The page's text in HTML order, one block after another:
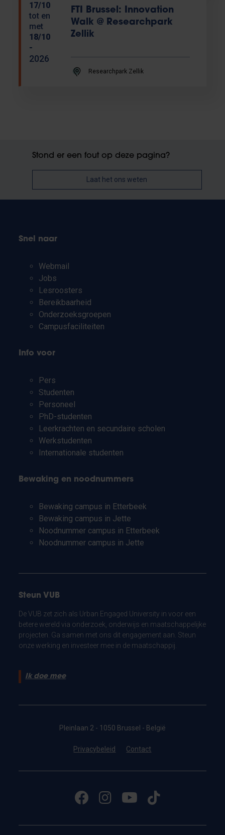
17/10
tot en
met
18/10
-
2026
FTI Brussel: Innovation
Walk @ Researchpark
Zellik
Researchpark Zellik
Stond er een fout op deze pagina?
Laat het ons weten
Snel naar
Webmail
Jobs
Lesroosters
Bereikbaarheid
Onderzoeksgroepen
Campusfaciliteiten
Info voor
Pers
Studenten
Personeel
PhD-studenten
Leerkrachten en secundaire scholen
Werkstudenten
Internationale studenten
Bewaking en noodnummers
Bewaking campus in Etterbeek
Bewaking campus in Jette
Noodnummer campus in Etterbeek
Noodnummer campus in Jette
Steun VUB
De VUB zet zich als Urban Engaged University in voor een
betere wereld via onderzoek, onderwijs en maatschappelijke
projecten. Ga samen met ons dit engagement aan. Steun
onze werking en investeer mee in de maatschappij.
Ik doe mee
Pleinlaan 2 - 1050 Brussel - België
Privacybeleid Contact